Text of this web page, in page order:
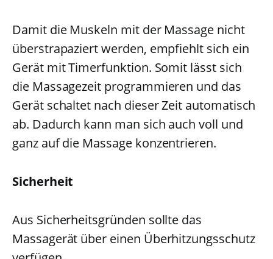
Damit die Muskeln mit der Massage nicht
überstrapaziert werden, empfiehlt sich ein
Gerät mit Timerfunktion. Somit lässt sich
die Massagezeit programmieren und das
Gerät schaltet nach dieser Zeit automatisch
ab. Dadurch kann man sich auch voll und
ganz auf die Massage konzentrieren.
Sicherheit
Aus Sicherheitsgründen sollte das
Massagerät über einen Überhitzungsschutz